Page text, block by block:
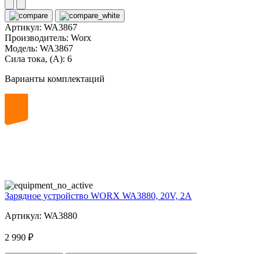
Артикул: WA3867
Производитель: Worx
Модель: WA3867
Сила тока, (А): 6
Варианты комплектаций
Зарядное устройство WORX WA3880, 20V, 2A
Артикул: WA3880
2 990 ₽